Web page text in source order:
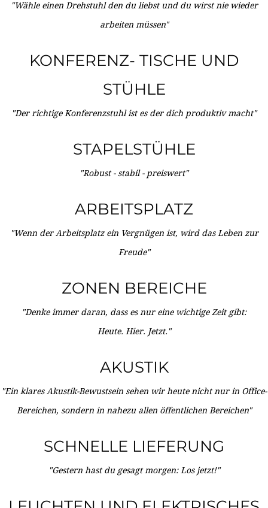
"Wähle einen Drehstuhl den du liebst und du wirst nie wieder
arbeiten müssen"
KONFERENZ- TISCHE UND
STÜHLE
"Der richtige Konferenzstuhl ist es der dich produktiv macht"
STAPELSTÜHLE
"Robust - stabil - preiswert"
ARBEITSPLATZ
"Wenn der Arbeitsplatz ein Vergnügen ist, wird das Leben zur
Freude"
ZONEN BEREICHE
"Denke immer daran, dass es nur eine wichtige Zeit gibt:
Heute. Hier. Jetzt."
AKUSTIK
"Ein klares Akustik-Bewustsein sehen wir heute nicht nur in Office-
Bereichen, sondern in nahezu allen öffentlichen Bereichen"
SCHNELLE LIEFERUNG
"Gestern hast du gesagt morgen: Los jetzt!"